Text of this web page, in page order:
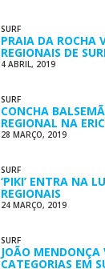
SURF
PRAIA DA ROCHA
REGIONAIS DE
4 ABRIL, 2019
SURF
CONCHA
REGIONAL NA
28 MARÇO, 2019
SURF
‘PIKI’ ENTRA NA
REGIONAIS
24 MARÇO, 2019
SURF
JOÃO MENDONÇA
CATEGORIAS EM